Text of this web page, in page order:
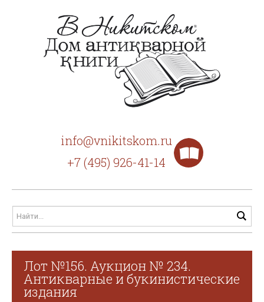
info@vnikitskom.ru
+7 (495) 926-41-14
Лот №156. Аукцион № 234.
Антикварные и букинистические
издания